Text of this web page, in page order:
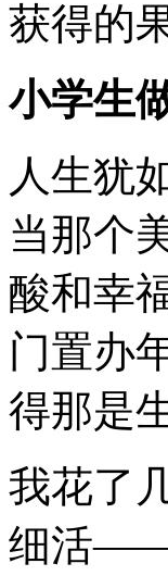
获得的
小学生
人生犹
当那个
酸和幸
门置办
得那是
我花了
细活——